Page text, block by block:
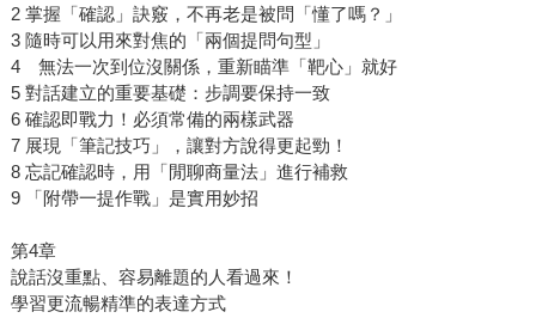
2 掌握「確認」訣竅，不再老是被問「懂了嗎？」
3 隨時可以用來對焦的「兩個提問句型」
4 無法一次到位沒關係，重新瞄準「靶心」就好
5 對話建立的重要基礎：步調要保持一致
6 確認即戰力！必須常備的兩樣武器
7 展現「筆記技巧」，讓對方說得更起勁！
8 忘記確認時，用「閒聊商量法」進行補救
9 「附帶一提作戰」是實用妙招
第4章
說話沒重點、容易離題的人看過來！
學習更流暢精準的表達方式